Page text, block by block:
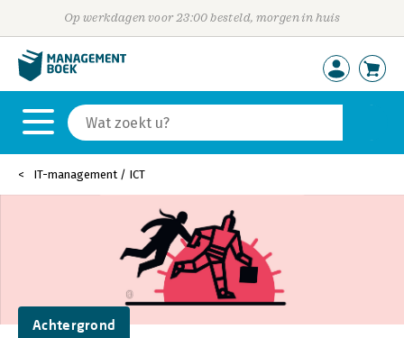
Op werkdagen voor 23:00 besteld, morgen in huis
IT-management / ICT
Achtergrond